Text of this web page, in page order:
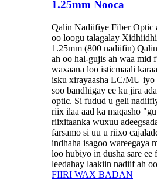
1.25mm Nooca
Qalin Nadiifiye Fiber Optic
oo loogu talagalay
1.25mm (800 nadiifin)
ah oo hal-gujis ah waa mid
waxaana loo isticmaali
isku xirayaasha LC/MU iyo
soo bandhigay ee ku jira
optic. Si fudud u geli
riix ilaa aad ka maqasho
riixitaanka wuxuu
farsamo si uu u riixo
indhaha isagoo wareegaya
loo hubiyo in dusha sare ee
leedahay laakiin nadiif ah
FIIRI WAX BADAN